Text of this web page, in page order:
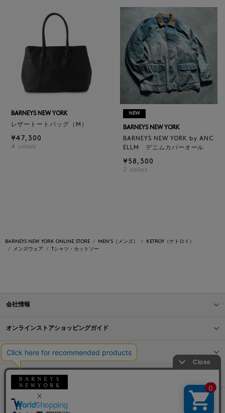
BARNEYS NEW YORK
レザートートバッグ（M）
¥47,300
4 colors
NEW
BARNEYS NEW YORK
BARNEYS NEW YORK by ANC
ELLM デニムカバーオール
¥58,300
2 colors
BARNEYS NEW YORK ONLINE STORE MEN'S（メンズ）
KETROY（ケトロイ）
メンズウェア
Tシャツ・カットソー
会社情報
オンラインストアショッピングガイド
店舗情報
サービス